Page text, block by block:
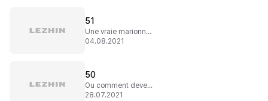
51
Une vraie marionnette
04.08.2021
50
Ou comment devenir un psychopathe
28.07.2021